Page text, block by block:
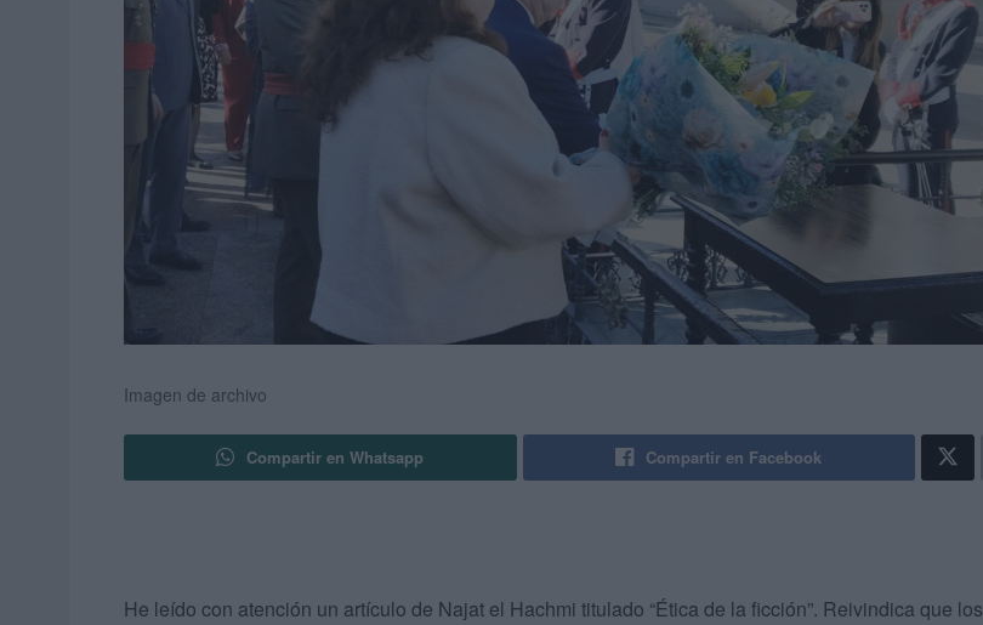
Imagen de archivo
Compartir en Whatsapp Compartir en Facebook
He leído con atención un artículo de Najat el Hachmi titulado “Ética de la ficción”. Reivindica que los